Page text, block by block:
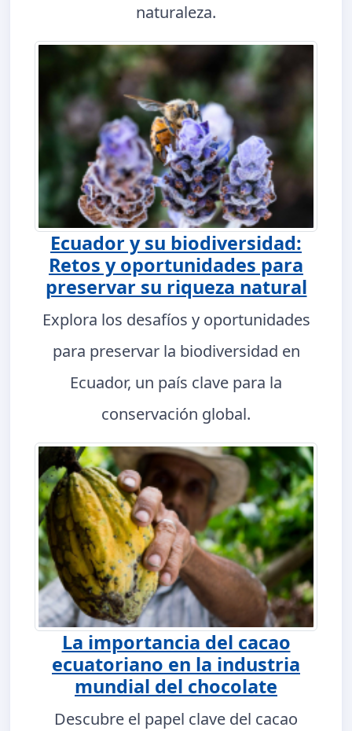
naturaleza.
Ecuador y su biodiversidad:
Retos y oportunidades para
preservar su riqueza natural
Explora los desafíos y oportunidades
para preservar la biodiversidad en
Ecuador, un país clave para la
conservación global.
La importancia del cacao
ecuatoriano en la industria
mundial del chocolate
Descubre el papel clave del cacao